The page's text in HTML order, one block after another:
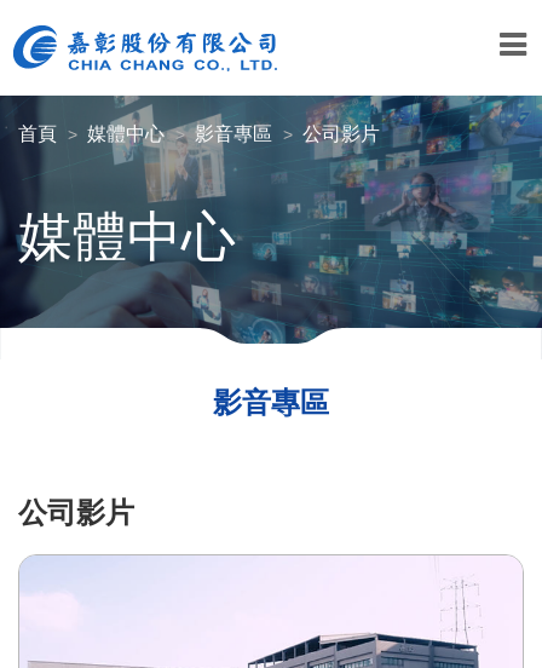
首頁 媒體中心 影音專區 公司影片
媒體中心
影音專區
公司影片